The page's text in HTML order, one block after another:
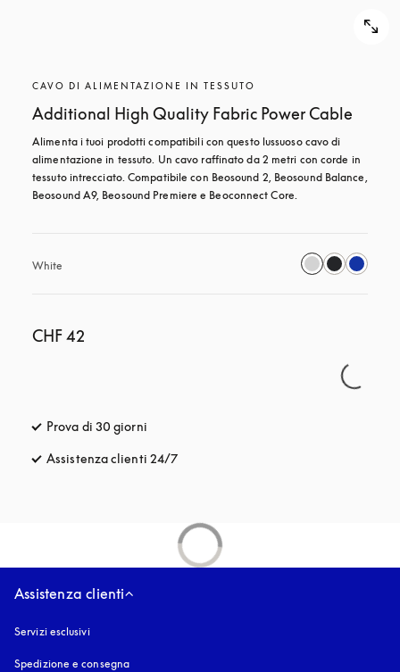
CAVO DI ALIMENTAZIONE IN TESSUTO
Additional High Quality Fabric Power Cable
Alimenta i tuoi prodotti compatibili con questo lussuoso cavo di
alimentazione in tessuto. Un cavo raffinato da 2 metri con corde in
tessuto intrecciato. Compatibile con Beosound 2, Beosound Balance,
Beosound A9, Beosound Premiere e Beoconnect Core.
White
CHF 42
Prova di 30 giorni
Assistenza clienti 24/7
Assistenza clienti
Servizi esclusivi
Spedizione e consegna